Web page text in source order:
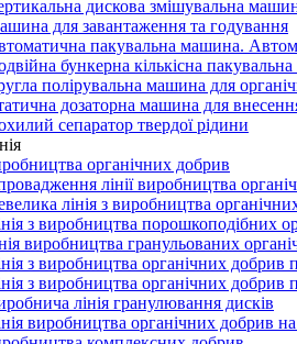
дискова змішувальна
для завантаження та годування
пакувальна машина.
бункерна кількісна
полірувальна машина для
дозаторна машина для
сепаратор твердої рідини
органічних добрив
лінії виробництва
лінія з виробництва
з виробництва порошкоподібних
виробництва гранульованих
з виробництва органічних добрив
з виробництва органічних добрив
лінія гранулювання дисків
виробництва органічних добрив